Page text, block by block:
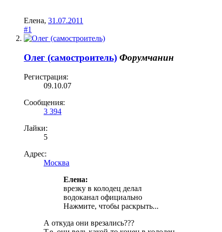
Елена, 31.07.2011
#1
Олег (самостроитель) Форумчанин
Регистрация:
09.10.07
Сообщения:
3 394
Лайки:
5
Адрес:
Москва
Елена:
врезку в колодец делал
водоканал официально
Нажмите, чтобы раскрыть...
А откуда они врезались???